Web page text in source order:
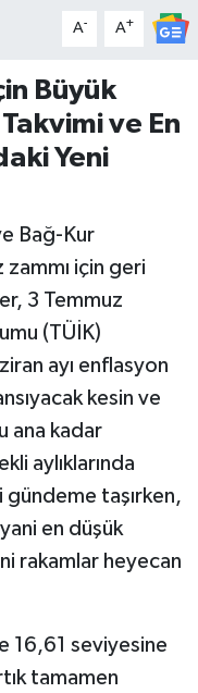
A- A+
Büyük
ve En
Yeni
Bağ-Kur
için geri
3 Temmuz
(TÜİK)
ayı enflasyon
kesin ve
ana kadar
aylıklarında
taşırken,
en düşük
rakamlar heyecan
16,61 seviyesine
tamamen